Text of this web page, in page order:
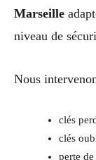
Marseille
niveau de
Nous
clés
clés
perte